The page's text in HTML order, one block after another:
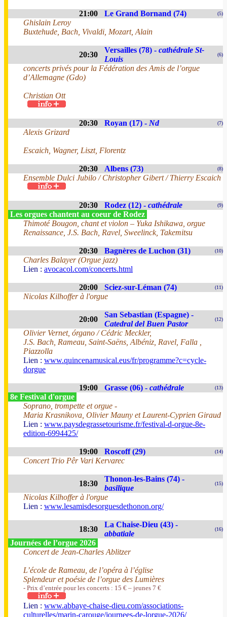
21:00 Le Grand Bornand (74) (5)
Ghislain Leroy
Buxtehude, Bach, Vivaldi, Mozart, Alain
20:30
Versailles (78) - cathédrale St-
Louis
(6)
concerts privés pour la Fédération des Amis de l’orgue
d’Allemagne (Gdo)
Christian Ott
20:30 Royan (17) - Nd (7)
Alexis Grizard
Escaich, Wagner, Liszt, Florentz
20:30 Albens (73) (8)
Ensemble Dulci Jubilo / Christopher Gibert / Thierry Escaich
20:30 Rodez (12) - cathédrale (9)
Les orgues chantent au coeur de Rodez
Thimoté Bougon, chant et violon – Yuka Ishikawa, orgue
Renaissance, J.S. Bach, Ravel, Sweelinck, Takemitsu
20:30 Bagnères de Luchon (31) (10)
Charles Balayer (Orgue jazz)
Lien : avocacol.com/concerts.html
20:00 Sciez-sur-Léman (74) (11)
Nicolas Kilhoffer à l'orgue
20:00
San Sebastian (Espagne) -
Catedral del Buen Pastor
(12)
Olivier Vernet, órgano / Cédric Meckler,
J.S. Bach, Rameau, Saint-Saëns, Albéniz, Ravel, Falla ,
Piazzolla
Lien : www.quincenamusical.eus/fr/programme?c=cycle-
dorgue
19:00 Grasse (06) - cathédrale (13)
8e Festival d'orgue
Soprano, trompette et orgue -
Maria Krasnikova, Olivier Mauny et Laurent-Cyprien Giraud
Lien : www.paysdegrassetourisme.fr/festival-d-orgue-8e-
edition-6994425/
19:00 Roscoff (29) (14)
Concert Trio Pêr Vari Kervarec
18:30
Thonon-les-Bains (74) -
basilique
(15)
Nicolas Kilhoffer à l'orgue
Lien : www.lesamisdesorguesdethonon.org/
18:30
La Chaise-Dieu (43) -
abbatiale
(16)
Journées de l’orgue 2026
Concert de Jean-Charles Ablitzer
L’école de Rameau, de l’opéra à l’église
Splendeur et poésie de l’orgue des Lumières
- Prix d’entrée pour les concerts : 15 € – jeunes 7 €
Lien : www.abbaye-chaise-dieu.com/associations-
culturelles/marin-carouge/journees-de-lorgue-2026/